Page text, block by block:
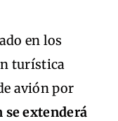
en los
turística
avión por
se extenderá